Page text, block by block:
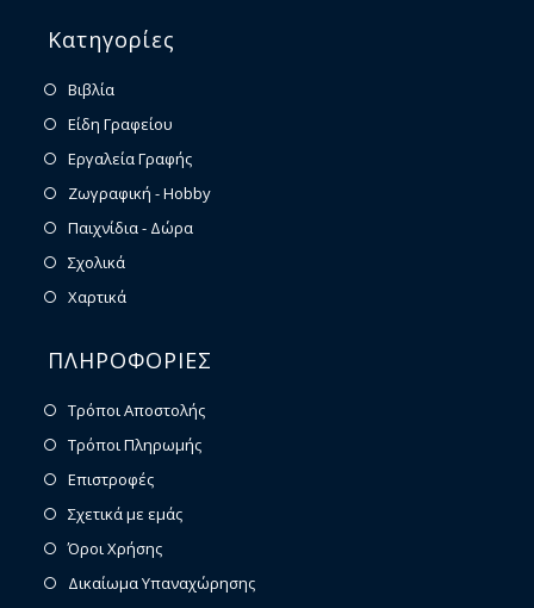
Κατηγορίες
Βιβλία
Είδη Γραφείου
Εργαλεία Γραφής
Ζωγραφική - Hobby
Παιχνίδια - Δώρα
Σχολικά
Χαρτικά
ΠΛΗΡΟΦΟΡΙΕΣ
Τρόποι Αποστολής
Τρόποι Πληρωμής
Επιστροφές
Σχετικά με εμάς
Όροι Χρήσης
Δικαίωμα Υπαναχώρησης